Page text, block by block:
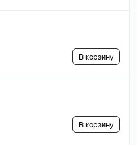
В корзину
В корзину